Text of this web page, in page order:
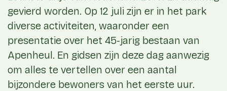
gevierd worden. Op 12 juli zijn er in het park
diverse activiteiten, waaronder een
presentatie over het 45-jarig bestaan van
Apenheul. En gidsen zijn deze dag aanwezig
om alles te vertellen over een aantal
bijzondere bewoners van het eerste uur.